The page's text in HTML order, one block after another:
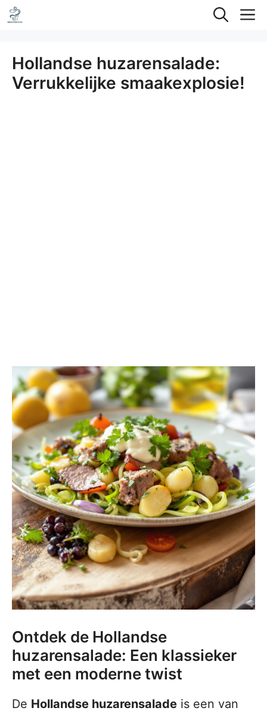
Ga
naar
inhoud
Hollandse huzarensalade:
Verrukkelijke smaakexplosie!
Ontdek de Hollandse
huzarensalade: Een klassieker
met een moderne twist
De Hollandse huzarensalade is een van